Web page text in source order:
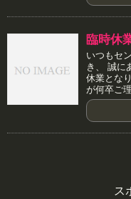
臨時休
いつもセ
き、 誠に
休業とな
が何卒ご
ス